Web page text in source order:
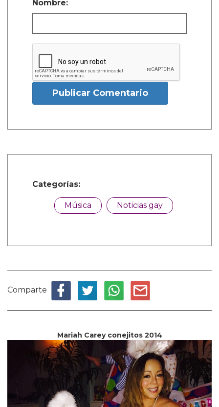
Nombre:
Publicar Comentario
Categorías:
Música Noticias gay
Comparte
Mariah Carey conejitos 2014